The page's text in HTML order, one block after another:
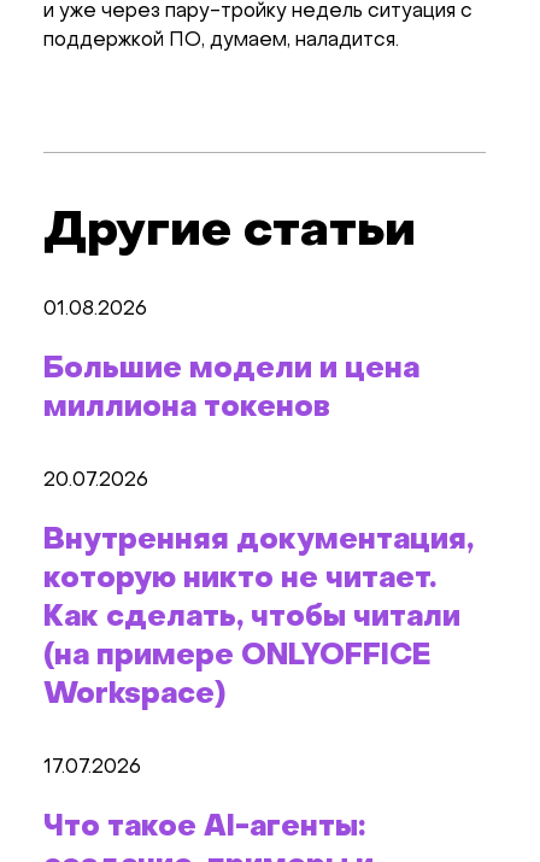
и уже через пару-тройку недель ситуация с
поддержкой ПО, думаем, наладится.
Другие статьи
01.08.2026
Большие модели и цена
миллиона токенов
20.07.2026
Внутренняя документация,
которую никто не читает.
Как сделать, чтобы читали
(на примере ONLYOFFICE
Workspace)
17.07.2026
Что такое AI-агенты: